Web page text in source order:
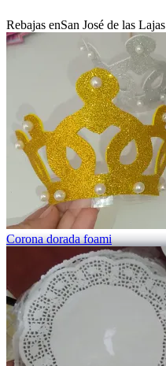
Rebajas enSan José de las Lajas
Corona dorada foami